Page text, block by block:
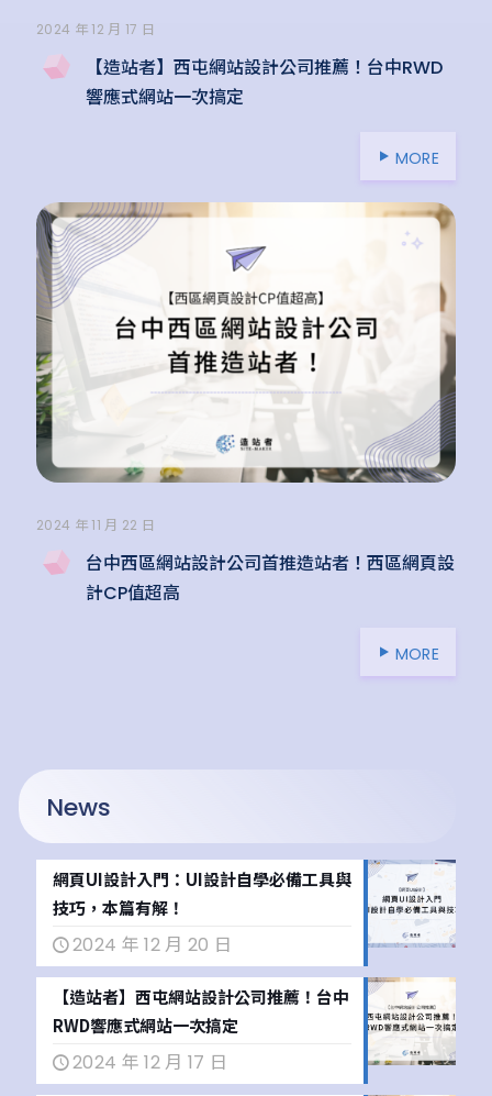
2024 年 12 月 17 日
【造站者】西屯網站設計公司推薦！台中RWD
響應式網站一次搞定
MORE
2024 年 11 月 22 日
台中西區網站設計公司首推造站者！西區網頁設
計CP值超高
MORE
News
網頁UI設計入門：UI設計自學必備工具與
技巧，本篇有解！
2024 年 12 月 20 日
【造站者】西屯網站設計公司推薦！台中
RWD響應式網站一次搞定
2024 年 12 月 17 日